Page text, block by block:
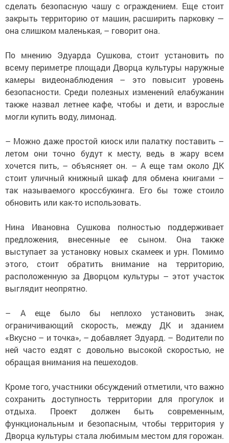
сделать безопасную чашу с ограждением. Еще стоит
закрыть территорию от машин, расширить парковку —
она слишком маленькая, – говорит она.
По мнению Эдуарда Сушкова, стоит установить по
всему периметре площади Дворца культуры наружные
камеры видеонаблюдения – это повысит уровень
безопасности. Среди полезных изменений елабужанин
также назвал летнее кафе, чтобы и дети, и взрослые
могли купить воду, лимонад.
– Можно даже простой киоск или палатку поставить –
летом они точно будут к месту, ведь в жару всем
хочется пить, – объясняет он. – А еще там около ДК
стоит уличный книжный шкаф для обмена книгами –
так называемого кроссбукинга. Его бы тоже стоило
обновить или как-то использовать.
Нина Ивановна Сушкова полностью поддерживает
предложения, внесенные ее сыном. Она также
выступает за установку новых скамеек и урн. Помимо
этого, стоит обратить внимание на территорию,
расположенную за Дворцом культуры – этот участок
выглядит неопрятно.
– А еще было бы неплохо установить знак,
ограничивающий скорость, между ДК и зданием
«Вкусно – и точка», – добавляет Эдуард. – Водители по
ней часто ездят с довольно высокой скоростью, не
обращая внимания на пешеходов.
Кроме того, участники обсуждений отметили, что важно
сохранить доступность территории для прогулок и
отдыха. Проект должен быть современным,
функциональным и безопасным, чтобы территория у
Дворца культуры стала любимым местом для горожан.